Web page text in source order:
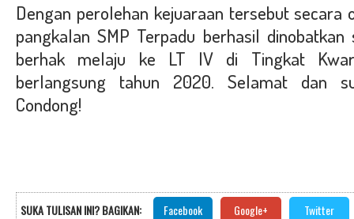
Dengan perolehan kejuaraan tersebut secara
pangkalan SMP Terpadu berhasil
berhak melaju ke LT IV di Tingkat
berlangsung tahun 2020. Selamat dan
Condong!
SUKA TULISAN INI? BAGIKAN: Facebook Google+ Twitter